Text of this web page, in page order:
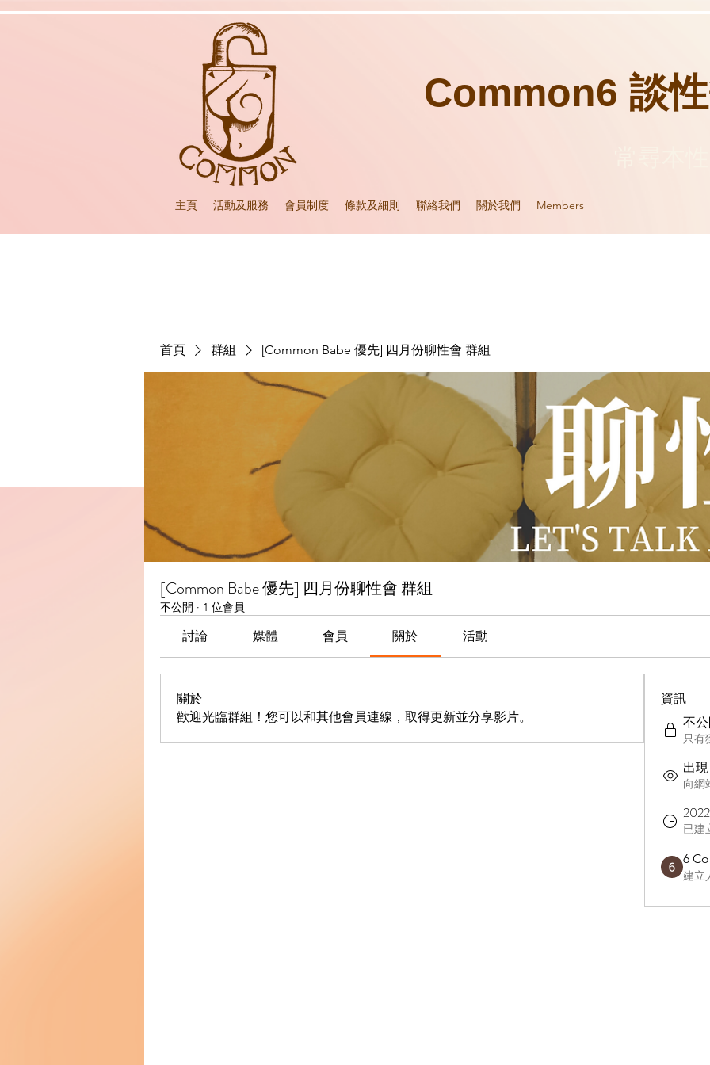
Common6 談性
主頁 活動及服務 會員制度 條款及細則 聯絡我們 關於我們 Members
首頁 群組 [Common Babe 優先] 四月份聊性會 群組
[Common Babe 優先] 四月份聊性會 群組
不公開 · 1 位會員
討論 媒體 會員 關於 活動
關於
歡迎光臨群組！您可以和其他會員連線，取得更新並分享影片。
資訊
不
只有
出現
向網
已建
6
建立